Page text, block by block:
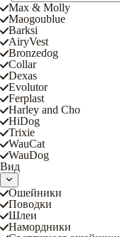
Max & Molly
Maogoublue
Barksi
AiryVest
Bronzedog
Collar
Dexas
Evolutor
Ferplast
Harley and Cho
HiDog
Trixie
WauCat
WauDog
Вид
Ошейники
Поводки
Шлеи
Намордники